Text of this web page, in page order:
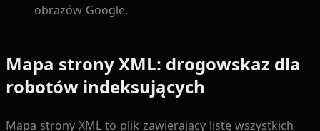
obrazów Google.
Mapa strony XML: drogowskaz dla
robotów indeksujących
Mapa strony XML to plik zawierający listę wszystkich